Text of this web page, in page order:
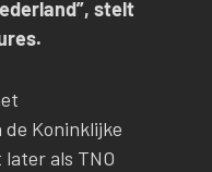
stelt
Koninklijke
als TNO